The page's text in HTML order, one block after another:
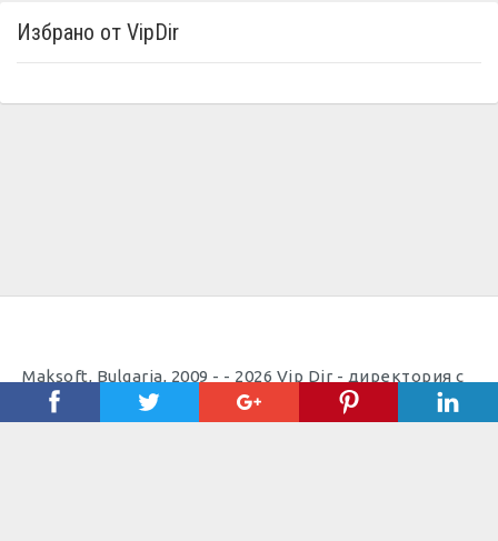
Избрано от VipDir
Maksoft, Bulgaria, 2009 - - 2026 Vip Dir - директория с
полезни телефони | Уеб дизайн, изработка, поддръжка
иSEOоптимизация отМаксофт